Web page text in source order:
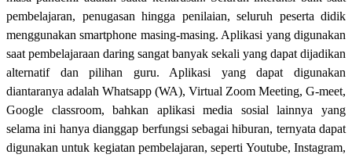
pembelajaran, penugasan hingga penilaian, seluruh peserta didik
menggunakan smartphone masing-masing. Aplikasi yang digunakan
saat pembelajaraan daring sangat banyak sekali yang dapat dijadikan
alternatif dan pilihan guru. Aplikasi yang dapat digunakan
diantaranya adalah Whatsapp (WA), Virtual Zoom Meeting, G-meet,
Google classroom, bahkan aplikasi media sosial lainnya yang
selama ini hanya dianggap berfungsi sebagai hiburan, ternyata dapat
digunakan untuk kegiatan pembelajaran, seperti Youtube, Instagram,